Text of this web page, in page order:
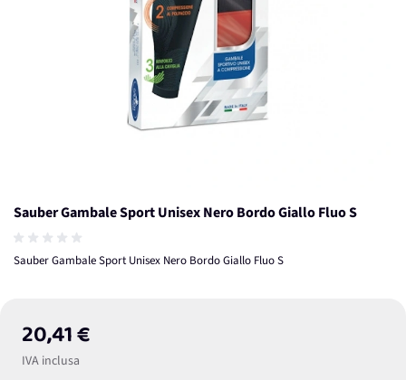
Sauber Gambale Sport Unisex Nero Bordo Giallo Fluo S
Sauber Gambale Sport Unisex Nero Bordo Giallo Fluo S
20,41 €
IVA inclusa